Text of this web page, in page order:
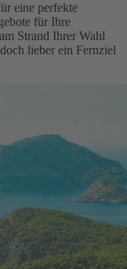
eine perfekte
für Ihre
Strand Ihrer Wahl
lieber ein Fernziel